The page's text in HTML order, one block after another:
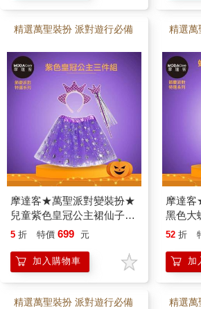
精選萬聖裝扮 派對遊行必備
摩達客★萬聖派對變裝扮★
兒童紫色皇冠公主裙仙子裝
三件組（髮箍/紗裙/仙女
5 折 特價 699 元
加入購物車
精選萬
摩達
黑色大
立領披
52 折
加
精選萬聖裝扮 派對遊行必備 精選萬